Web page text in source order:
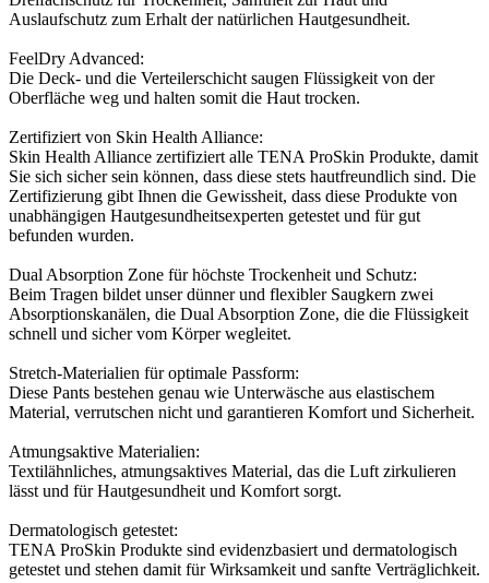
Auslaufschutz zum Erhalt der natürlichen Hautgesundheit.
FeelDry Advanced:
Die Deck- und die Verteilerschicht saugen Flüssigkeit von der
Oberfläche weg und halten somit die Haut trocken.
Zertifiziert von Skin Health Alliance:
Skin Health Alliance zertifiziert alle TENA ProSkin Produkte, damit
Sie sich sicher sein können, dass diese stets hautfreundlich sind. Die
Zertifizierung gibt Ihnen die Gewissheit, dass diese Produkte von
unabhängigen Hautgesundheitsexperten getestet und für gut
befunden wurden.
Dual Absorption Zone für höchste Trockenheit und Schutz:
Beim Tragen bildet unser dünner und flexibler Saugkern zwei
Absorptionskanälen, die Dual Absorption Zone, die die Flüssigkeit
schnell und sicher vom Körper wegleitet.
Stretch-Materialien für optimale Passform:
Diese Pants bestehen genau wie Unterwäsche aus elastischem
Material, verrutschen nicht und garantieren Komfort und Sicherheit.
Atmungsaktive Materialien:
Textilähnliches, atmungsaktives Material, das die Luft zirkulieren
lässt und für Hautgesundheit und Komfort sorgt.
Dermatologisch getestet:
TENA ProSkin Produkte sind evidenzbasiert und dermatologisch
getestet und stehen damit für Wirksamkeit und sanfte Verträglichkeit.